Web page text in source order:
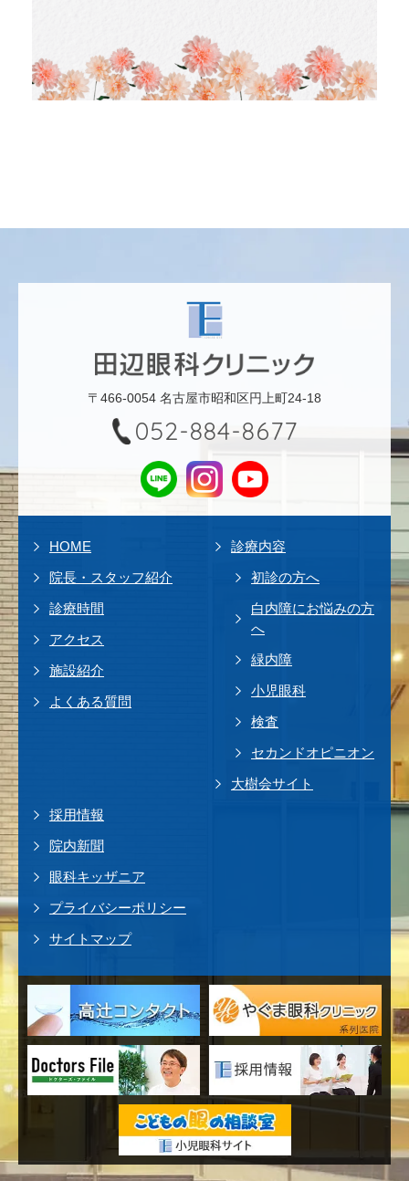
〒466-0054 名古屋市昭和区円上町24-18
052-884-8677
HOME
院長・スタッフ紹介
診療時間
アクセス
施設紹介
よくある質問
診療内容
初診の方へ
白内障にお悩みの方
へ
緑内障
小児眼科
検査
セカンドオピニオン
大樹会サイト
採用情報
院内新聞
眼科キッザニア
プライバシーポリシー
サイトマップ